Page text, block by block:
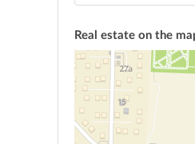
Real estate on the